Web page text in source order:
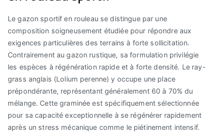
Le gazon sportif en rouleau se distingue par une
composition soigneusement étudiée pour répondre aux
exigences particulières des terrains à forte sollicitation.
Contrairement au gazon rustique, sa formulation privilégie
les espèces à régénération rapide et à forte densité. Le ray-
grass anglais (Lolium perenne) y occupe une place
prépondérante, représentant généralement 60 à 70% du
mélange. Cette graminée est spécifiquement sélectionnée
pour sa capacité exceptionnelle à se régénérer rapidement
après un stress mécanique comme le piétinement intensif.